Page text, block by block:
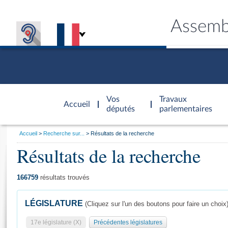
Accueil
d'accueil
Vos
députés
Travaux
parlementaires
Général
Vous
Accueil Recherche sur... Résultats de la recherche
Résultats de la recherche
166759 résultats trouvés
LÉGISLATURE (Cliquez sur l'un des boutons pour faire un choix)
17e législature (X) Précédentes législatures